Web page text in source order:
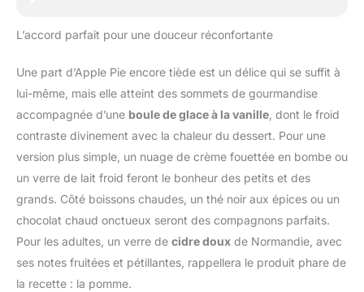
L’accord parfait pour une douceur réconfortante
Une part d’Apple Pie encore tiède est un délice qui se suffit à
lui-même, mais elle atteint des sommets de gourmandise
accompagnée d’une boule de glace à la vanille , dont le froid
contraste divinement avec la chaleur du dessert. Pour une
version plus simple, un nuage de crème fouettée en bombe ou
un verre de lait froid feront le bonheur des petits et des
grands. Côté boissons chaudes, un thé noir aux épices ou un
chocolat chaud onctueux seront des compagnons parfaits.
Pour les adultes, un verre de cidre doux de Normandie, avec
ses notes fruitées et pétillantes, rappellera le produit phare de
la recette : la pomme.